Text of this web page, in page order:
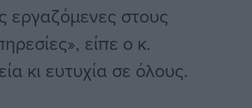
εργαζόμενες στους
είπε ο κ.
κι ευτυχία σε όλους.